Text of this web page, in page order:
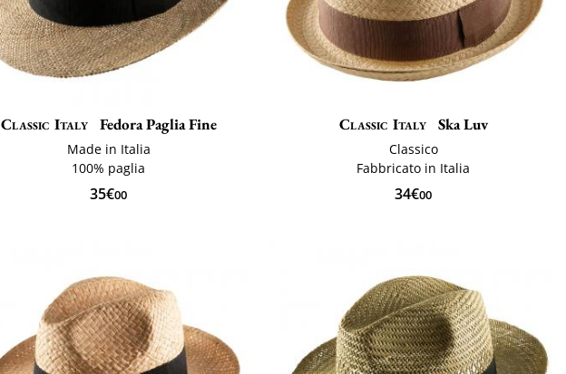
Classic Italy Fedora Paglia Fine
Made in Italia
100% paglia
35€00
Classic Italy Ska Luv
Classico
Fabbricato in Italia
34€00